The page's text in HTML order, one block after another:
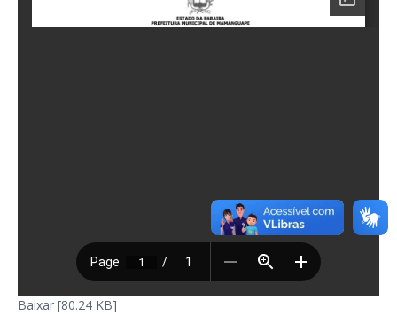
Baixar [80.24 KB]